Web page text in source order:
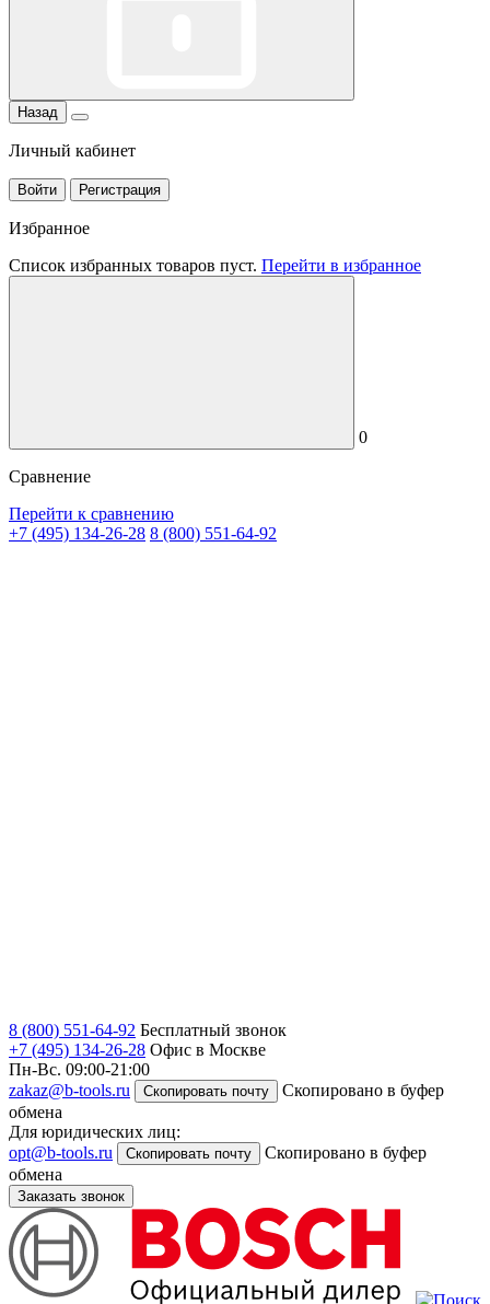
Назад
Личный кабинет
Войти Регистрация
Избранное
Список избранных товаров пуст. Перейти в избранное
0
Сравнение
Перейти к сравнению
+7 (495) 134-26-28 8 (800) 551-64-92
8 (800) 551-64-92 Бесплатный звонок
+7 (495) 134-26-28 Офис в Москве
Пн-Вс. 09:00-21:00
zakaz@b-tools.ru
Скопировать почту
Скопировано в буфер
обмена
Для юридических лиц:
opt@b-tools.ru
Скопировать почту
Скопировано в буфер
обмена
Заказать звонок